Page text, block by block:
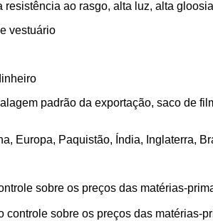
ao rasgo, alta luz, alta
vestuário
padrão da exportação, saco de
Europa, Paquistão, Índia, Inglaterra,
sobre os preços das matérias-
sobre os preços das